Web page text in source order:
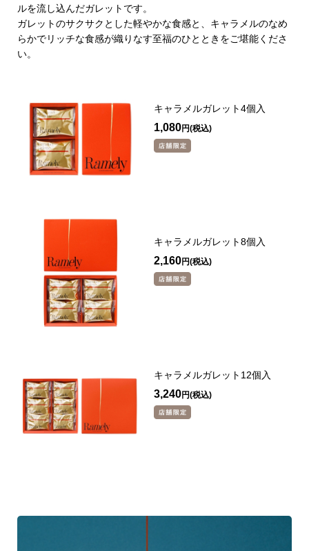
ルを流し込んだガレットです。
ガレットのサクサクとした軽やかな食感と、キャラメルのなめ
らかでリッチな食感が織りなす至福のひとときをご堪能くださ
い。
キャラメルガレット4個入
1,080円
キャラメルガレット8個入
2,160円
キャラメルガレット12個入
3,240円